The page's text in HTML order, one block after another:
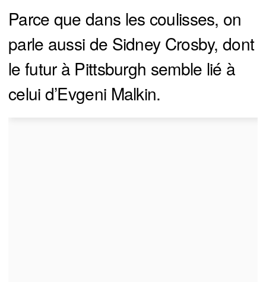
Parce que dans les coulisses, on
parle aussi de Sidney Crosby, dont
le futur à Pittsburgh semble lié à
celui d’Evgeni Malkin.